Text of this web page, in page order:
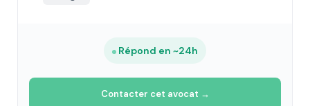
Répond en ~24h
Contacter cet avocat →